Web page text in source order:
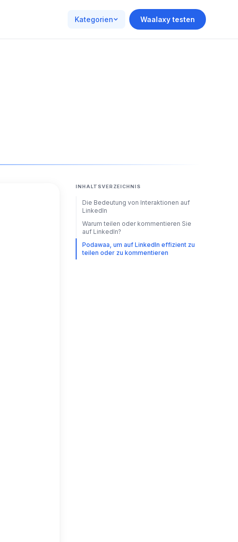
Kategorien Waalaxy testen
INHALTSVERZEICHNIS
Die Bedeutung von Interaktionen auf
LinkedIn
Warum teilen oder kommentieren Sie
auf LinkedIn?
Podawaa, um auf LinkedIn effizient zu
teilen oder zu kommentieren